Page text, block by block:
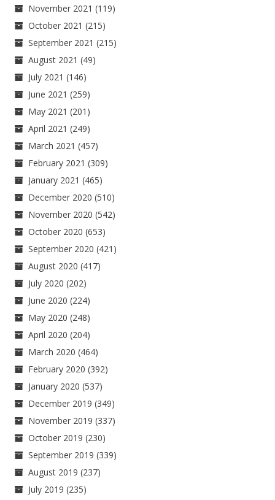
November 2021 (119)
October 2021 (215)
September 2021 (215)
August 2021 (49)
July 2021 (146)
June 2021 (259)
May 2021 (201)
April 2021 (249)
March 2021 (457)
February 2021 (309)
January 2021 (465)
December 2020 (510)
November 2020 (542)
October 2020 (653)
September 2020 (421)
August 2020 (417)
July 2020 (202)
June 2020 (224)
May 2020 (248)
April 2020 (204)
March 2020 (464)
February 2020 (392)
January 2020 (537)
December 2019 (349)
November 2019 (337)
October 2019 (230)
September 2019 (339)
August 2019 (237)
July 2019 (235)